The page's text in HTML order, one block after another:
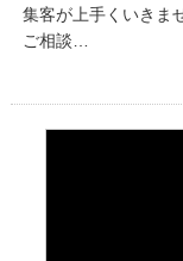
集客が上手くいきま
ご相談…